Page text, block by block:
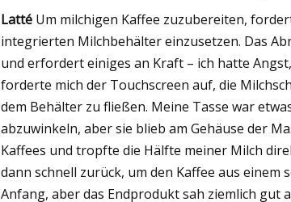
Latté Um milchigen Kaffee zuzubereiten,
integrierten Milchbehälter einzusetzen. Das
und erfordert einiges an Kraft – ich hatte
forderte mich der Touchscreen auf, die
dem Behälter zu fließen. Meine Tasse war
abzuwinkeln, aber sie blieb am Gehäuse der
Kaffees und tropfte die Hälfte meiner Milch
dann schnell zurück, um den Kaffee aus
Anfang, aber das Endprodukt sah ziemlich gut